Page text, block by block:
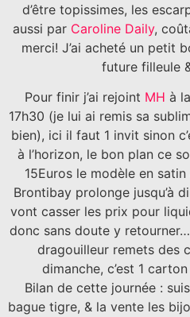
d’être topissimes, les
aussi par Caroline Daily,
merci! J’ai acheté un petit
future filleule
Pour finir j’ai rejoint MH à
17h30 (je lui ai remis sa
bien), ici il faut 1 invit sinon
à l’horizon, le bon plan ce
15Euros le modèle en
Brontibay prolonge jusqu’à
vont casser les prix pour
donc sans doute y
dragouilleur remets des
dimanche, c’est 1
Bilan de cette journée :
bague tigre, & la vente les